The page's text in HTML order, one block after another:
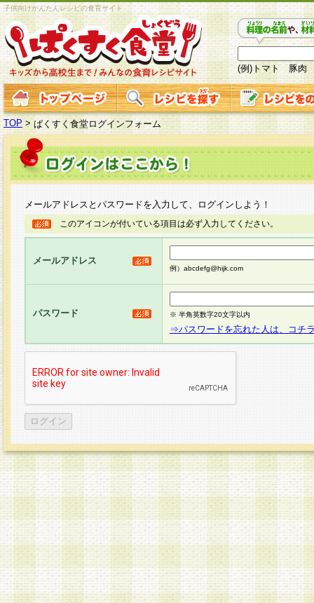
子供向けかんたんレシピの食育サイト
(例)トマト 豚肉
TOP > ぱくすく食堂ログインフォーム
メールアドレスとパスワードを入力して、ログインしよう！
このアイコンが付いている項目は必ず入力してください。
メールアドレス
例）abcdefg@hijk.com
パスワード ※ 半角英数字20文字以内
⇒パスワードを忘れた人は、コチ